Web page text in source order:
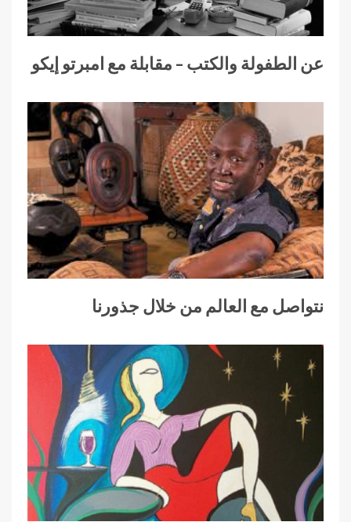
عن الطفولة والكتب – مقابلة مع امبرتو إيكو
نتواصل مع العالم من خلال جذورنا